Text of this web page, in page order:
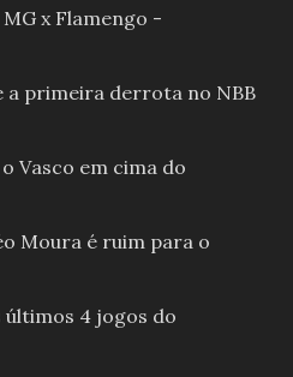
x Flamengo -
a primeira derrota no NBB
Vasco em cima do
Moura é ruim para o
4 jogos do